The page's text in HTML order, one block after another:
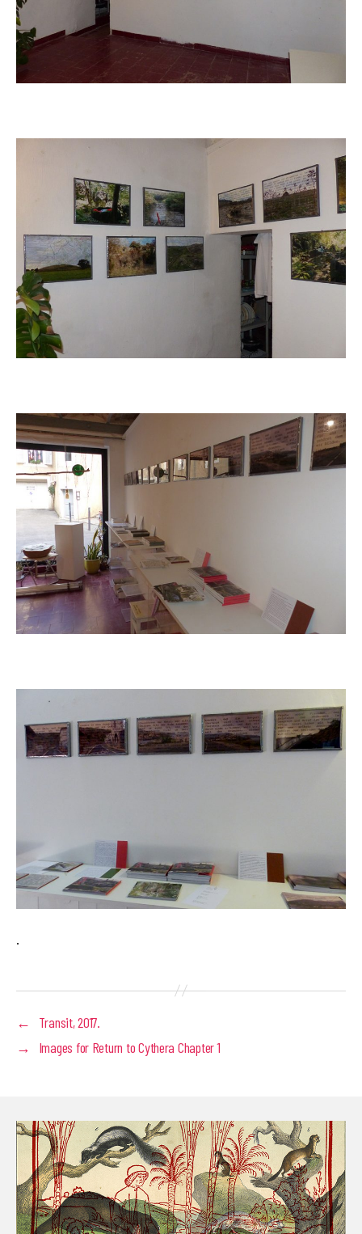
.
←
Transit, 2017.
→
Images for Return to Cythera Chapter 1